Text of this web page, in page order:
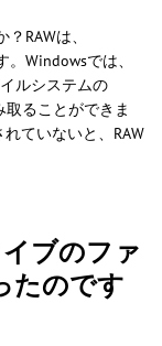
RAWは、
Windowsでは、
ルシステムの
取ることができま
ていないと、RAW
イブのファ
たのです